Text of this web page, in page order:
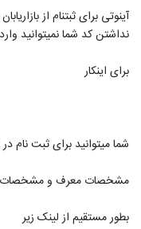
آینوتی برای ثبتنام از
نداشتن کد شما نمیتوانید
برای اینکار
شما میتوانید برای ثبت نام
مشخصات معرف و مشخصات
بطور مستقیم از لینک زیر